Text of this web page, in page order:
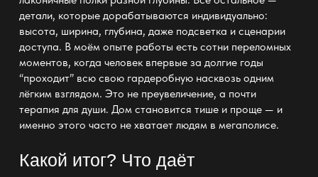
детали, которые дорабатываются индивидуально:
высота, ширина, глубина, даже подсветка и сценарии
доступа. В моём опыте работы есть сотни переломных
моментов, когда человек впервые за долгие годы
“проходит” всю свою гардеробную насквозь одним
лёгким взглядом. Это не преувеличение, а почти
терапия для души. Дом становится тише и проще — и
именно этого часто не хватает людям в мегаполисе.
Какой итог? Что даёт